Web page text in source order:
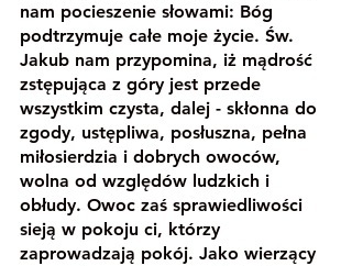
nam pocieszenie słowami: Bóg
podtrzymuje całe moje życie. Św.
Jakub nam przypomina, iż mądrość
zstępująca z góry jest przede
wszystkim czysta, dalej - skłonna do
zgody, ustępliwa, posłuszna, pełna
miłosierdzia i dobrych owoców,
wolna od względów ludzkich i
obłudy. Owoc zaś sprawiedliwości
sieją w pokoju ci, którzy
zaprowadzają pokój. Jako wierzący